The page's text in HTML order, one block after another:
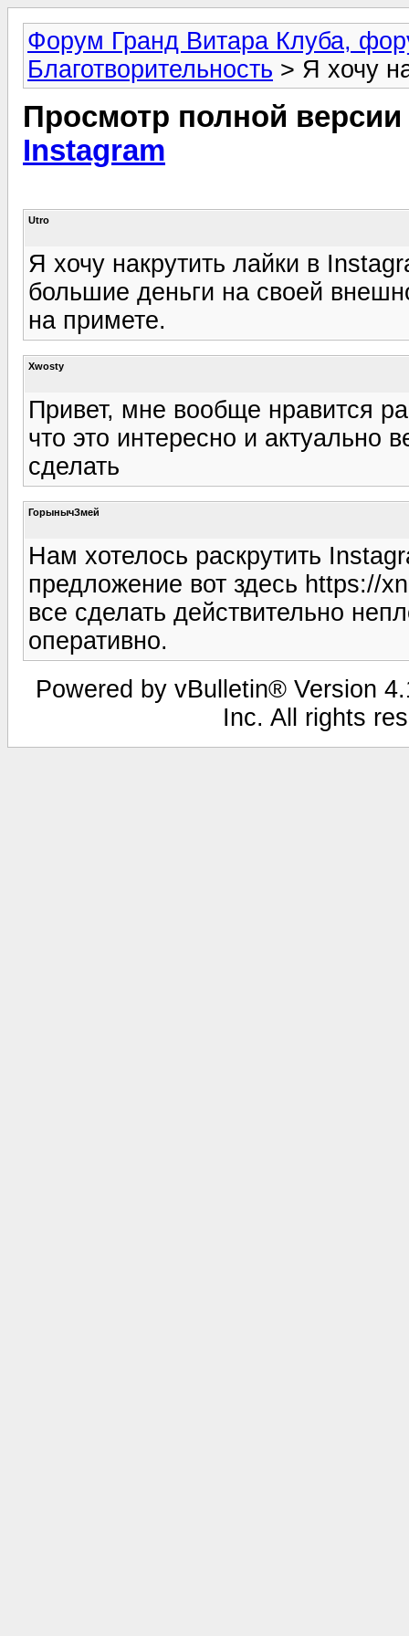
Форум Гранд Витара Клуба,
Благотворительность > Я хочу
Просмотр полной
Instagram
Utro
Я хочу накрутить лайки в
большие деньги на своей
на примете.
Xwosty
Привет, мне вообще нравится
что это интересно и актуально
сделать
ГорынычЗмей
Нам хотелось раскрутить
предложение вот здесь https://
все сделать действительно
оперативно.
Powered by vBulletin® Version
Inc. All rights